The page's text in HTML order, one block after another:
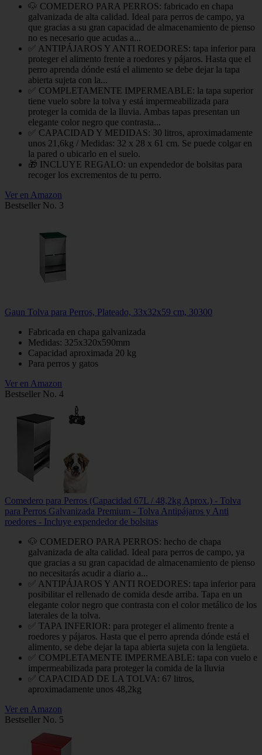
🐶 COMEDERO PARA PERROS: fabricado en chapa
galvanizada de alta calidad. Ideal para perros de campo, ya
que gracias a su gran capacidad de almacenamiento de pienso
no es necesario que acudas a...
✅ ANTIPÁJAROS Y ANTI ROEDORES: tapa inferior para
proteger el alimento frente a roedores y pájaros. Hasta que el
perro aprenda dónde está el alimento se debe dejar la tapa
abierta sujeta con la...
✅ COMPLETAMENTE IMPERMEABLE: la tapa superior
tiene vuelo sobre la tolva y está impermeabilizada para
proteger la comida de la lluvia. Ambas tapas presentan un
elegante color negro que contrasta...
✅ CAPACIDAD Y MEDIDAS: 30 litros, aproximadamente
unos 21,6kg / Medidas: 32 x 28 x 61 cm. Se puede colgar en
la pared o ubicarlo en el suelo.
🎁 INCLUYE REGALO: un expendedor de bolsitas para
recoger los excrementos de tu perro.
Ver en Amazon
Bestseller No. 3
Gaun Tolva para Perros, Plateado, 33x32x59 cm, 30300
Fabricada en chapa galvanizada
Medidas: 325x320x590mm
Capacidad aproximada 20 kg
Para perros y gatos
Ver en Amazon
Bestseller No. 4
Comedero para Perros (Capacidad 67L / 48,2kg Aprox.) - Tolva
para Perros Galvanizada Premium - Tolva Antipájaros y Anti
roedores - Incluye expendedor de bolsitas
🐶 COMEDERO PARA PERROS: hecho de chapa
galvanizada de alta calidad. Ideal para perros de campo, ya
que gracias a su gran capacidad de almacenamiento de pienso
no necesitarás acudir a diario a...
✅ ANTIPÁJAROS Y ANTI ROEDORES: tapa inferior para
posibilitar el rellenado de comida desde arriba. Tapa en un
elegante color negro que contrasta con el color metálico de los
laterales de la tolva.
✅ TAPA INFERIOR: para proteger el alimento frente a
roedores y pájaros. Hasta que el perro aprenda dónde está el
alimento, se debe dejar la tapa abierta sujeta con la lengüeta.
✅ COMPLETAMENTE IMPERMEABLE: tapa con vuelo e
impermeabilizada para proteger la comida de la lluvia
✅ CAPACIDAD DE LA TOLVA: 67 litros,
aproximadamente unos 48,2kg
Ver en Amazon
Bestseller No. 5